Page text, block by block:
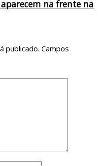
na frente na
publicado. Campos